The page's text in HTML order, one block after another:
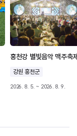
홍천강 별빛음악 맥주축
강원 홍천군
2026. 8. 5. ~ 2026. 8. 9.